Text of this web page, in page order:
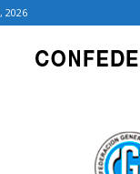
2026